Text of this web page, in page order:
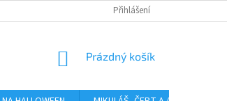
Přihlášení
NÁKUPNÍ
Prázdný košík